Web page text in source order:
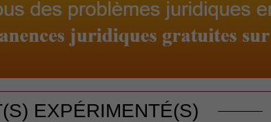
EXPÉRIMENTÉ(S)